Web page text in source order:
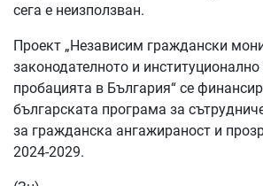
сега е неизползван.
Проект „Независим граждански
законодателното и
пробацията в България“ се
българската програма за
за гражданска ангажираност и
2024-2029.